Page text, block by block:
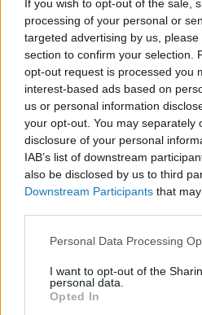
If you wish to opt-out of the sale,
processing of your personal or
targeted advertising by us,
section to confirm your selection.
opt-out request is processed you
interest-based ads based on
us or personal information
your opt-out. You may separately
disclosure of your personal
IAB’s list of downstream
also be disclosed by us to third
Downstream Participants that
Please note that this website/app
not limited to your visit or usage
grant or deny consent to Google
use your data for below specified
Personal Data Processing
I want to opt-out of the
personal data.
Opted In
pozitív hatásai is vannak
egyik legjelentősebb
származik, hiszen India a
hazautalás-fogadó
diaszpóra évente több
haza, ami fontos szerepet
megerősítésében.
pozíciókban dolgozó
hozzájárulnak az ország
globális befolyását. Az
több külföldön élő indiai
visszatér hazájába,